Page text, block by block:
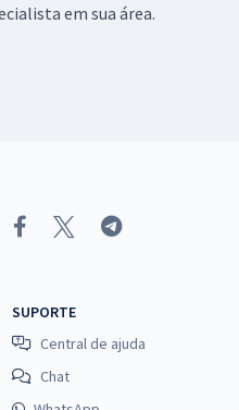
em sua área.
SUPORTE
Central de ajuda
Chat